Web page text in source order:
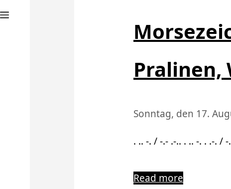
Pralinen,
Sonntag, den 17.
. .. -. / -.- .-.. . .. -. . .-. /
Read more